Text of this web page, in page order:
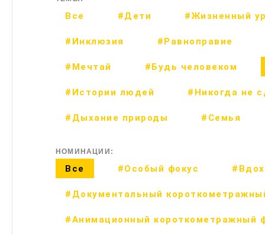
Все #Дети #Жизненный
#Инклюзия #Равноправие
#Мечтай #Будь человеком
#Истории людей #Никогда не
#Дыхание природы #Семья
НОМИНАЦИИ:
Все #Особый фокус
#Документальный
#Анимационный короткометражный